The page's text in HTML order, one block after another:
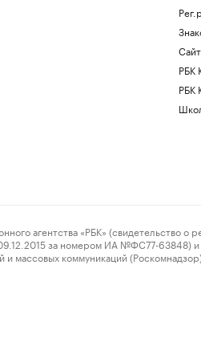
РБК
РБК
«РБК» (свидетельство о
за номером ИА №ФС77-63848) и
массовых коммуникаций